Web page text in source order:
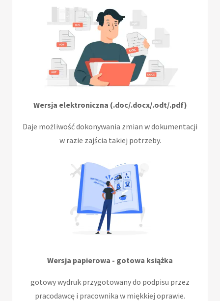
Wersja elektroniczna (.doc/.docx/.odt/.pdf)
Daje możliwość dokonywania zmian w dokumentacji
w razie zajścia takiej potrzeby.
Wersja papierowa - gotowa książka
gotowy wydruk przygotowany do podpisu przez
pracodawcę i pracownika w miękkiej oprawie.